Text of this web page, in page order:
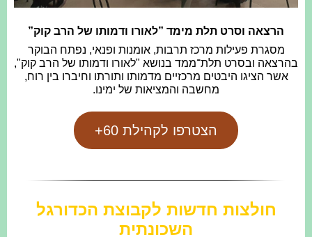
הרצאה וסרט תלת מימד ”לאורו ודמותו של הרב קוק”
מסגרת פעילות מרכז תרבות, אומנות ופנאי, נפתח הבוקר
בהרצאה ובסרט תלת־ממד בנושא "לאורו ודמותו של הרב קוק",
אשר הציגו היבטים מרכזיים מדמותו ותורתו וחיברו בין רוח,
מחשבה והמציאות של ימינו.
הצטרפו לקהילת 60+
חולצות חדשות לקבוצת הכדורגל
השכונתית